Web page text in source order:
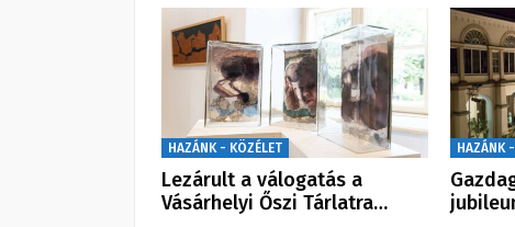
HAZÁNK - KÖZÉLET
Lezárult a válogatás a
Vásárhelyi Őszi Tárlatra…
HAZÁNK